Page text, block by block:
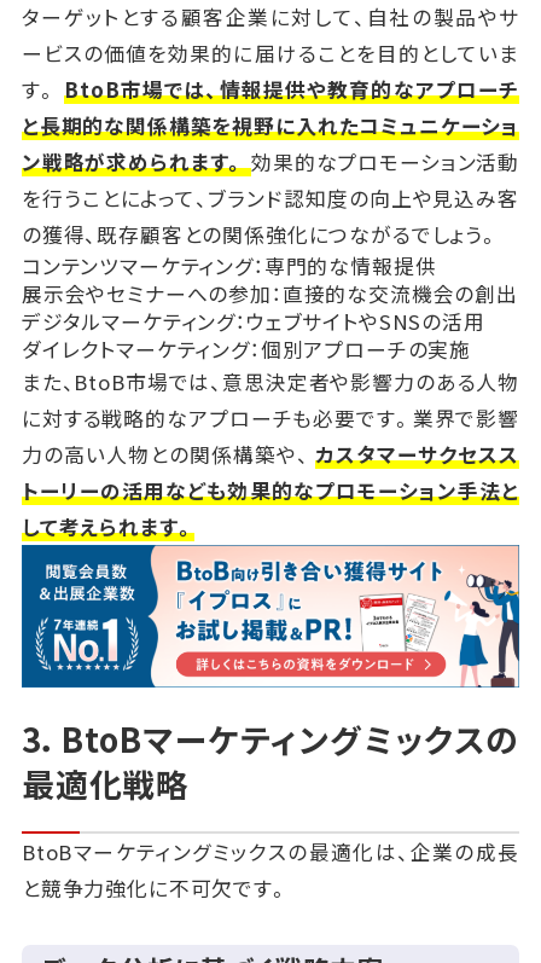
ターゲットとする顧客企業に対して、自社の製品やサ
ービスの価値を効果的に届けることを目的としていま
す。BtoB市場では、情報提供や教育的なアプローチ
と長期的な関係構築を視野に入れたコミュニケーショ
ン戦略が求められます。効果的なプロモーション活動
を行うことによって、ブランド認知度の向上や見込み客
の獲得、既存顧客との関係強化につながるでしょう。
コンテンツマーケティング：専門的な情報提供
展示会やセミナーへの参加：直接的な交流機会の創出
デジタルマーケティング：ウェブサイトやSNSの活用
ダイレクトマーケティング：個別アプローチの実施
また、BtoB市場では、意思決定者や影響力のある人物
に対する戦略的なアプローチも必要です。業界で影響
力の高い人物との関係構築や、カスタマーサクセスス
トーリーの活用なども効果的なプロモーション手法と
して考えられます。
3．BtoBマーケティングミックスの
最適化戦略
BtoBマーケティングミックスの最適化は、企業の成長
と競争力強化に不可欠です。